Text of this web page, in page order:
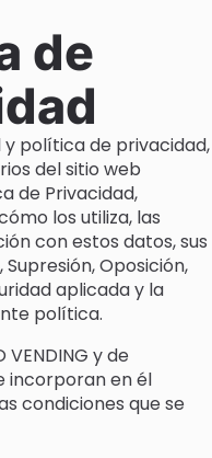
de
política de privacidad,
del sitio web
de Privacidad,
los utiliza, las
con estos datos, sus
Oposición,
aplicada y la
política.
VENDING y de
incorporan en él
condiciones que se